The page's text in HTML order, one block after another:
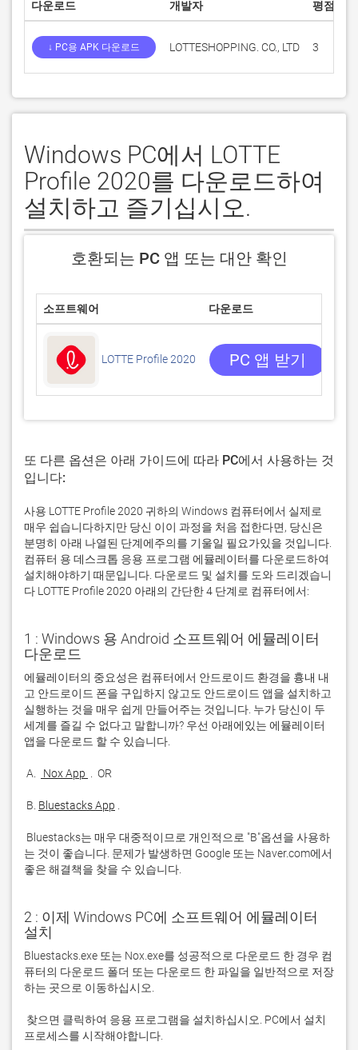
다운로드 개발자 평점
↓ PC용 APK 다운로드 LOTTESHOPPING. CO., LTD 3
Windows PC에서 LOTTE
Profile 2020를 다운로드하여
설치하고 즐기십시오.
호환되는 PC 앱 또는 대안 확인
소프트웨어 다운로드
LOTTE Profile 2020 PC 앱 받기
또 다른 옵션은 아래 가이드에 따라 PC에서 사용하는 것
입니다:
사용 LOTTE Profile 2020 귀하의 Windows 컴퓨터에서 실제로
매우 쉽습니다하지만 당신 이이 과정을 처음 접한다면, 당신은
분명히 아래 나열된 단계에주의를 기울일 필요가있을 것입니다.
컴퓨터 용 데스크톱 응용 프로그램 에뮬레이터를 다운로드하여
설치해야하기 때문입니다. 다운로드 및 설치를 도와 드리겠습니
다 LOTTE Profile 2020 아래의 간단한 4 단계로 컴퓨터에서:
1 : Windows 용 Android 소프트웨어 에뮬레이터
다운로드
에뮬레이터의 중요성은 컴퓨터에서 안드로이드 환경을 흉내 내
고 안드로이드 폰을 구입하지 않고도 안드로이드 앱을 설치하고
실행하는 것을 매우 쉽게 만들어주는 것입니다. 누가 당신이 두
세계를 즐길 수 없다고 말합니까? 우선 아래에있는 에뮬레이터
A. Nox App
B. Bluestacks App
는 것이 좋습니다. 문제가 발생하면 Google 또는 Naver.com에서
좋은 해결책을 찾을 수 있습니다.
2 : 이제 Windows PC에 소프트웨어 에뮬레이터
설치
Bluestacks.exe 또는 Nox.exe를 성공적으로 다운로드 한 경우 컴
퓨터의 다운로드 폴더 또는 다운로드 한 파일을 일반적으로 저장